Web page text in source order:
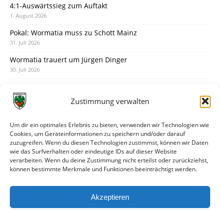
Zustimmung verwalten
Um dir ein optimales Erlebnis zu bieten, verwenden wir Technologien wie
Cookies, um Geräteinformationen zu speichern und/oder darauf
zuzugreifen. Wenn du diesen Technologien zustimmst, können wir Daten
wie das Surfverhalten oder eindeutige IDs auf dieser Website
verarbeiten. Wenn du deine Zustimmung nicht erteilst oder zurückziehst,
können bestimmte Merkmale und Funktionen beeinträchtigt werden.
Akzeptieren
4:1-Auswärtssieg zum Auftakt
1. August 2026
Pokal: Wormatia muss zu Schott Mainz
31. Juli 2026
Wormatia trauert um Jürgen Dinger
30. Juli 2026
28. Juli 2026
28. Juli 2026
Neue Podcast-Folge: So tickt Björn!
27. Juli 2026
Eindrücke vom Stadionfest
Unterhaltsamer Abschlusstest mit später Niederlage
25. Juli 2026